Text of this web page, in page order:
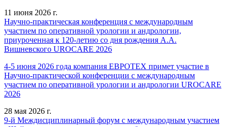
11 июня 2026 г.
Научно-практическая конференция с международным
участием по оперативной урологии и андрологии,
приуроченная к 120-летию со дня рождения А.А.
Вишневского UROCARE 2026
4-5 июня 2026 года компания ЕВРОТЕХ примет участие в
Научно-практической конференции с международным
участием по оперативной урологии и андрологии UROCARE
2026
28 мая 2026 г.
9-й Междисциплинарный форум с международным участием